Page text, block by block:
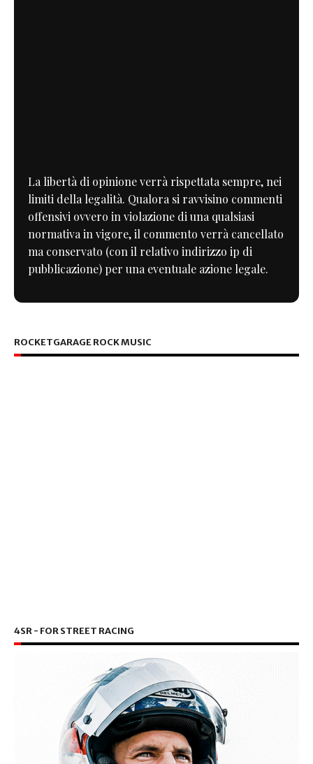
La libertà di opinione verrà rispettata sempre, nei
limiti della legalità. Qualora si ravvisino commenti
offensivi ovvero in violazione di una qualsiasi
normativa in vigore, il commento verrà cancellato
ma conservato (con il relativo indirizzo ip di
pubblicazione) per una eventuale azione legale.
ROCKETGARAGE ROCK MUSIC
4SR - FOR STREET RACING